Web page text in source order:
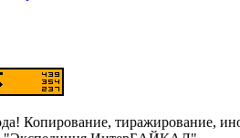
Копирование, тиражирование,